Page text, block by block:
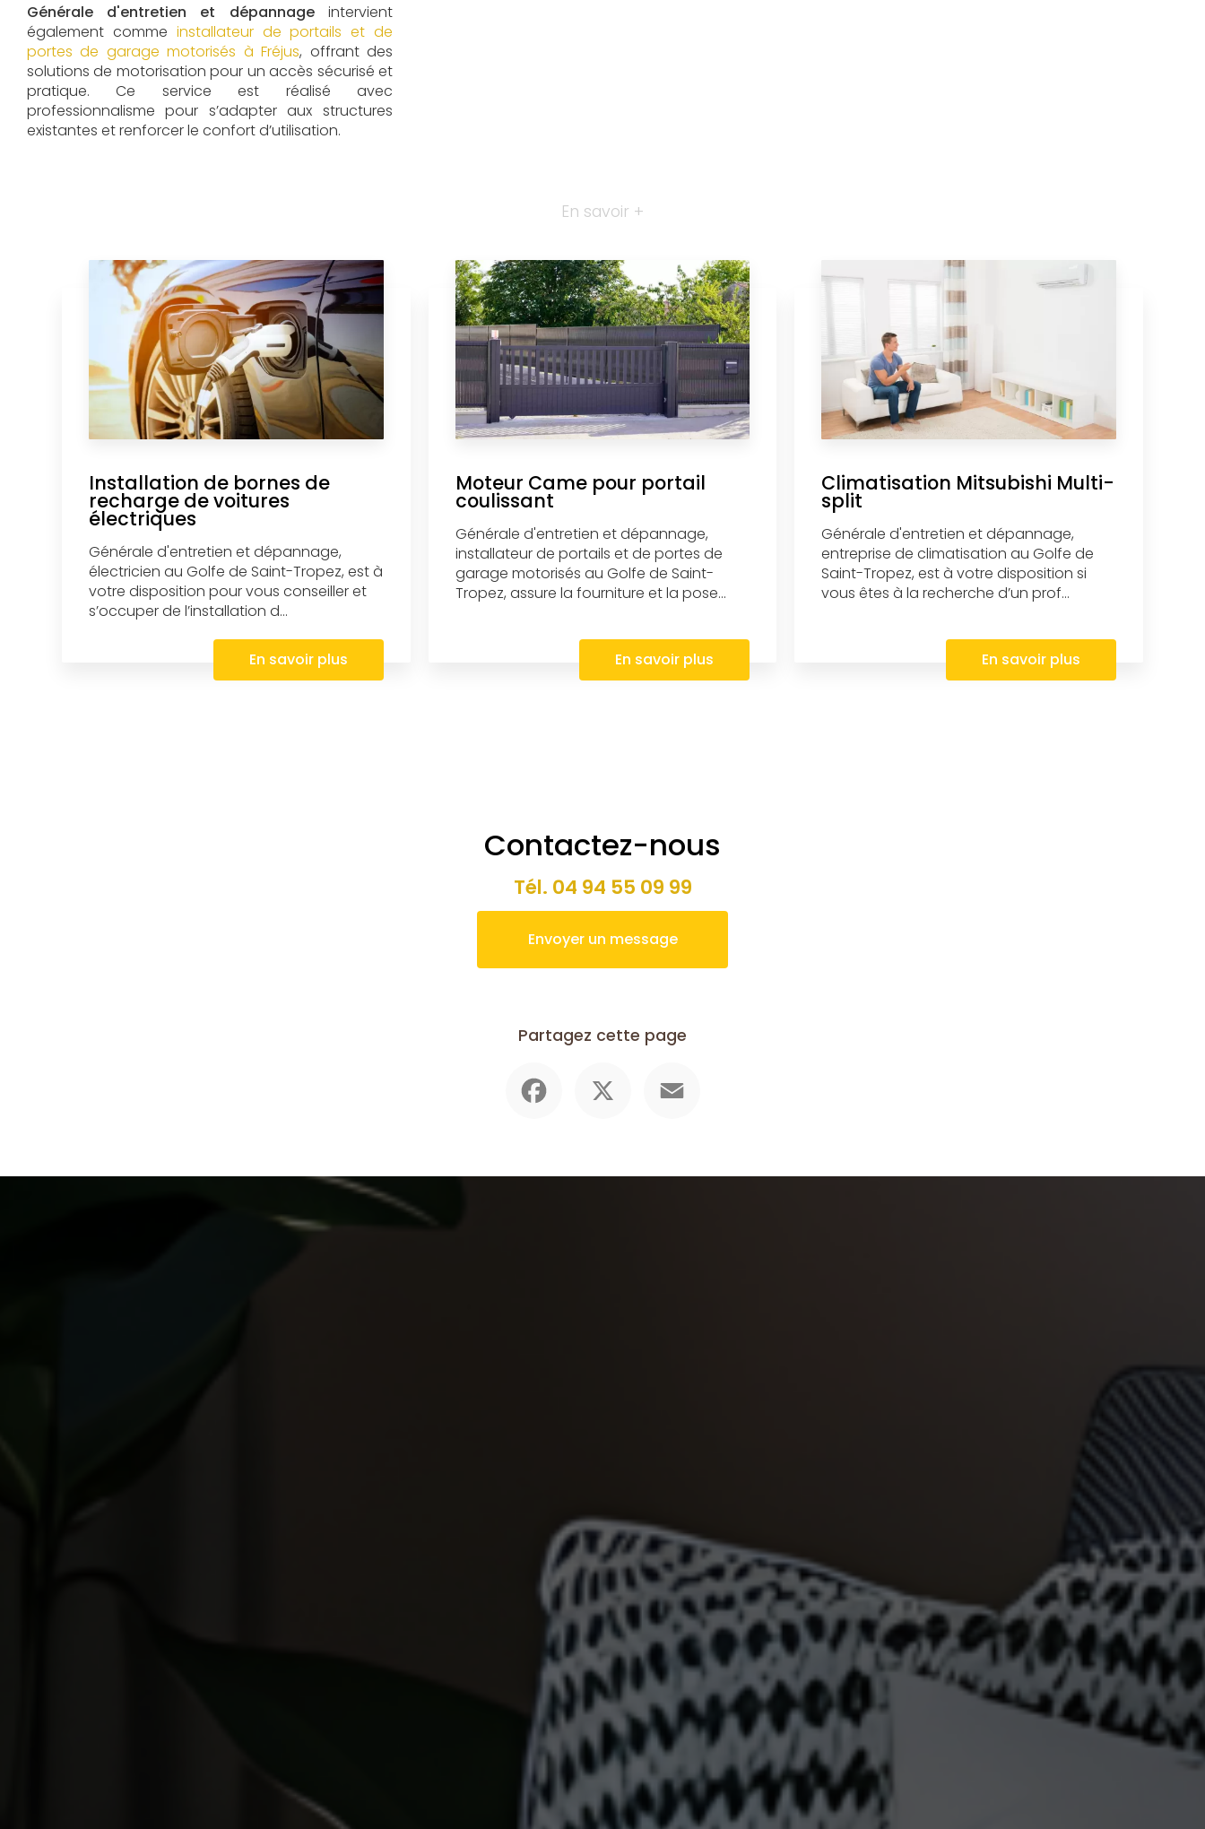
Générale d'entretien et dépannageintervient
également comme installateur de portails et de
portes de garage motorisés à Fréjus, offrant des
solutions de motorisation pour un accès sécurisé et
pratique. Ce service est réalisé avec
professionnalisme pour s’adapter aux structures
existantes et renforcer le confort d’utilisation.
En savoir +
Installation de bornes de
recharge de voitures
électriques
Générale d'entretien et dépannage,
électricien au Golfe de Saint-Tropez, est à
votre disposition pour vous conseiller et
s’occuper de l’installation d...
En savoir plus
Moteur Came pour portail
coulissant
Générale d'entretien et dépannage,
installateur de portails et de portes de
garage motorisés au Golfe de Saint-
Tropez, assure la fourniture et la pose...
En savoir plus
Climatisation Mitsubishi Multi-
split
Générale d'entretien et dépannage,
entreprise de climatisation au Golfe de
Saint-Tropez, est à votre disposition si
vous êtes à la recherche d’un prof...
En savoir plus
Contactez-nous
Tél. 04 94 55 09 99
Envoyer un message
Partagez cette page